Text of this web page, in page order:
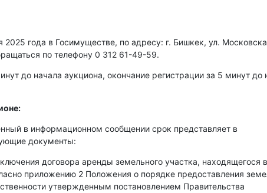
года в Госимуществе, по адресу: г. Бишкек, ул.
по телефону 0 312 61-49-59.
до начала аукциона, окончание регистрации за 5 минут до
в информационном сообщении срок представляет в
документы:
договора аренды земельного участка, находящегося в
приложению 2 Положения о порядке предоставления
утвержденным постановлением Правительства